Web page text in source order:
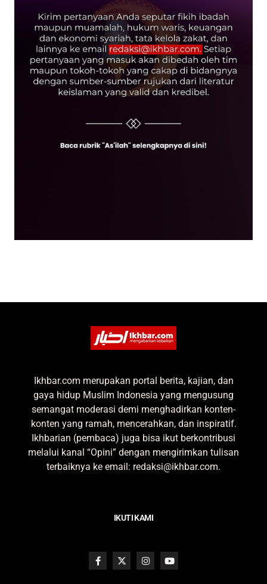
Ikhbar.com merupakan portal berita, kajian, dan
gaya hidup Muslim Indonesia yang mengusung
semangat moderasi demi menghadirkan konten-
konten yang ramah, mencerahkan, dan inspiratif.
Ikhbarian (pembaca) juga bisa ikut berkontribusi
melalui kanal “Opini” dengan mengirimkan tulisan
terbaiknya ke email: redaksi@ikhbar.com.
IKUTI KAMI